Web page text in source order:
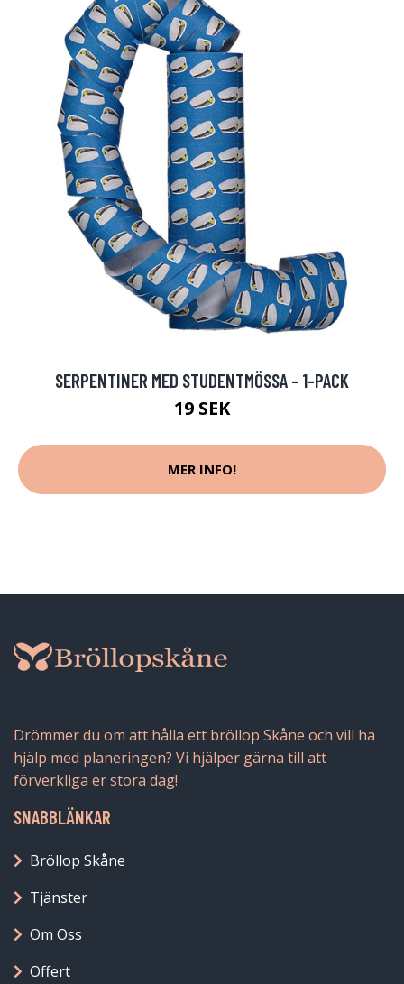
SERPENTINER MED STUDENTMÖSSA - 1-PACK
19 SEK
MER INFO!
Drömmer du om att hålla ett bröllop Skåne och vill ha
hjälp med planeringen? Vi hjälper gärna till att
förverkliga er stora dag!
SNABBLÄNKAR
Bröllop Skåne
Tjänster
Om Oss
Offert